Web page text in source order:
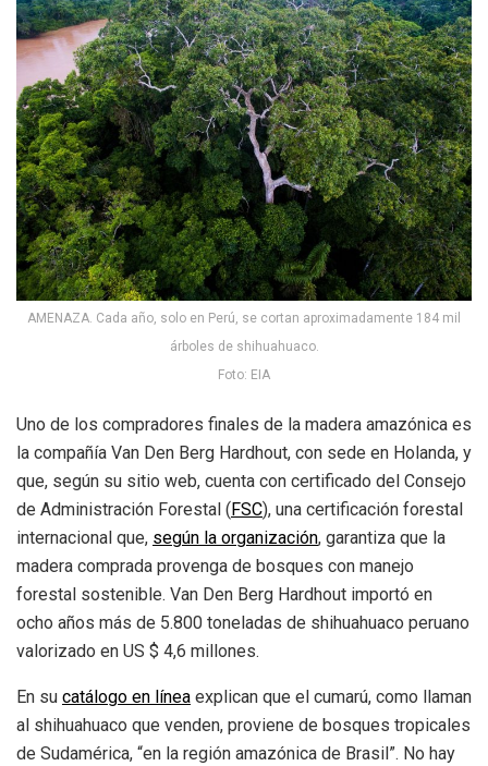
AMENAZA. Cada año, solo en Perú, se cortan aproximadamente 184 mil
árboles de shihuahuaco.
Foto: EIA
Uno de los compradores finales de la madera amazónica es
la compañía Van Den Berg Hardhout, con sede en Holanda, y
que, según su sitio web, cuenta con certificado del Consejo
de Administración Forestal ( FSC), una certificación forestal
internacional que, según la organización, garantiza que la
madera comprada provenga de bosques con manejo
forestal sostenible. Van Den Berg Hardhout importó en
ocho años más de 5.800 toneladas de shihuahuaco peruano
valorizado en US $ 4,6 millones.
En su catálogo en línea explican que el cumarú, como llaman
al shihuahuaco que venden, proviene de bosques tropicales
de Sudamérica, “en la región amazónica de Brasil”. No hay